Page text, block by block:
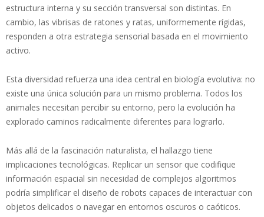
estructura interna y su sección transversal son distintas. En
cambio, las vibrisas de ratones y ratas, uniformemente rígidas,
responden a otra estrategia sensorial basada en el movimiento
activo.
Esta diversidad refuerza una idea central en biología evolutiva: no
existe una única solución para un mismo problema. Todos los
animales necesitan percibir su entorno, pero la evolución ha
explorado caminos radicalmente diferentes para lograrlo.
Más allá de la fascinación naturalista, el hallazgo tiene
implicaciones tecnológicas. Replicar un sensor que codifique
información espacial sin necesidad de complejos algoritmos
podría simplificar el diseño de robots capaces de interactuar con
objetos delicados o navegar en entornos oscuros o caóticos.